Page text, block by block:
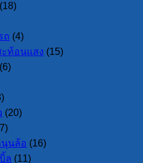
(18)
ถ (4)
ท้อนแสง (15)
(6)
(20)
นุนล้อ (16)
ล (11)